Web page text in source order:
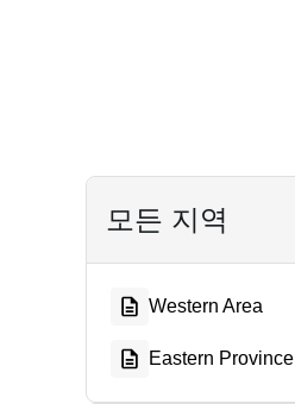
모든 지역
Western Area
Eastern Province